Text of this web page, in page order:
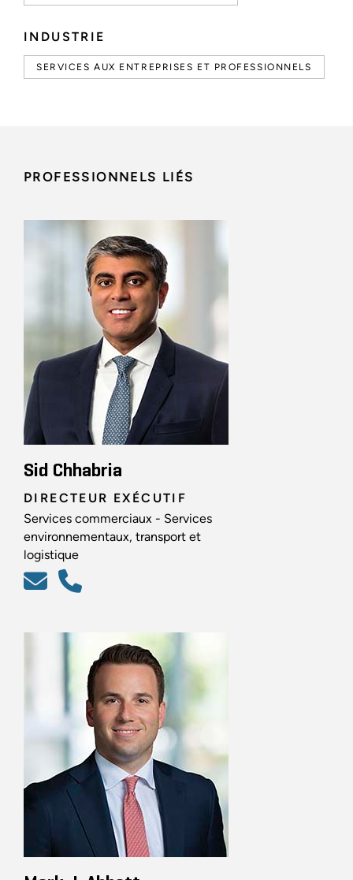
INDUSTRIE
SERVICES AUX ENTREPRISES ET PROFESSIONNELS
PROFESSIONNELS LIÉS
Sid Chhabria
DIRECTEUR EXÉCUTIF
Services commerciaux - Services
environnementaux, transport et
logistique